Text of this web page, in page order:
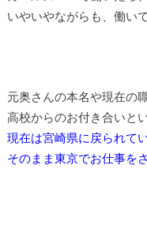
いやいやながらも、働い
元奥さんの本名や現在の
高校からのお付き合いと
現在は宮崎県に戻られて
そのまま東京でお仕事を